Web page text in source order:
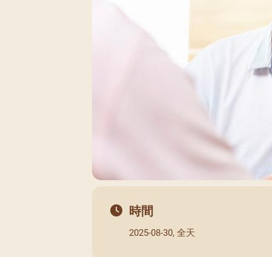
聖誕報佳音
聖誕願望樹 Giving
時間
2025-08-30, 全天